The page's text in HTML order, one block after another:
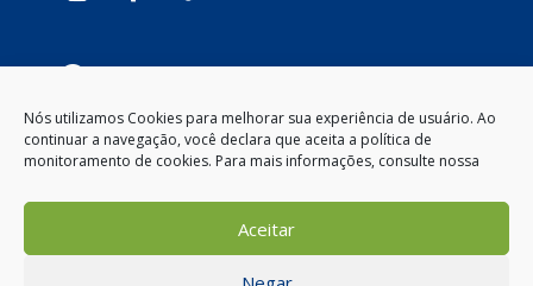
Nós utilizamos Cookies para melhorar sua experiência de usuário. Ao
continuar a navegação, você declara que aceita a política de
monitoramento de cookies. Para mais informações, consulte nossa
Aceitar
Segunda à Sexta-feira
8:00 às 12:00 – 13:30 às 18:00